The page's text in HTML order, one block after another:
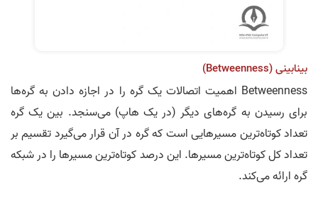
بینابینی (Betweenness)
Betweenness اهمیت اتصالات یک گره را در اجازه دادن به گره‌ها
برای رسیدن به گره‌های دیگر (در یک هاپ) می‌سنجد. بین یک گره
تعداد کوتاه‌ترین مسیرهایی است که گره در آن قرار می‌گیرد تقسیم بر
تعداد کل کوتاه‌ترین مسیرها. این درصد کوتاه‌ترین مسیرها را در شبکه
گره ارائه می‌کند.